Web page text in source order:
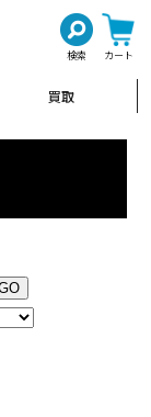
検索 カート
買取